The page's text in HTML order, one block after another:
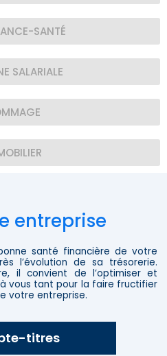
SANTÉ
SALARIALE
entreprise
santé financière de votre
l’évolution de sa trésorerie.
il convient de l’optimiser et
vous tant pour la faire fructifier
votre entreprise.
titres